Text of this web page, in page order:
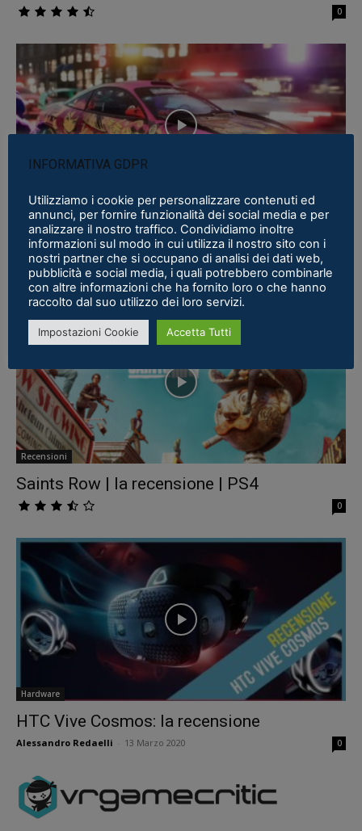
0
Recensioni
Need for Speed Unbound | la recensione |
PS5
Recensioni
Saints Row | la recensione | PS4
0
Hardware
HTC Vive Cosmos: la recensione
Alessandro Redaelli 13 Marzo 2020 0
INFORMATIVA GDPR
Utilizziamo i cookie per personalizzare contenuti ed
annunci, per fornire funzionalità dei social media e per
analizzare il nostro traffico. Condividiamo inoltre
informazioni sul modo in cui utilizza il nostro sito con i
nostri partner che si occupano di analisi dei dati web,
pubblicità e social media, i quali potrebbero combinarle
con altre informazioni che ha fornito loro o che hanno
raccolto dal suo utilizzo dei loro servizi.
Impostazioni Cookie Accetta Tutti